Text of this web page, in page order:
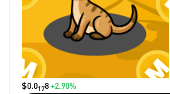
$0.0178+2.90%